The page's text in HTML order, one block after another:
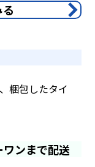
梱包したタイ
ンまで配送